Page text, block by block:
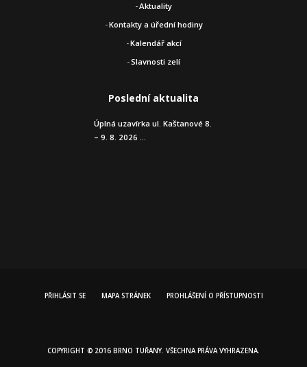
Aktuality
Kontakty a úřední hodiny
Kalendář akcí
Slavnosti zelí
Poslední aktualita
Úplná uzavírka ul. Kaštanové 8.
– 9. 8. 2026 ...
PŘIHLÁSIT SE MAPA STRÁNEK PROHLÁŠENÍ O PŘÍSTUPNOSTI
COPYRIGHT © 2016 BRNO TUŘANY. VŠECHNA PRÁVA VYHRAZENA.